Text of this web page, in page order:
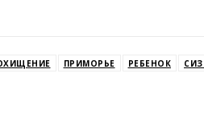
ПРИМОРЬЕ РЕБЕНОК